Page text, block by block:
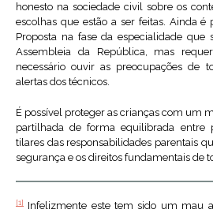
honesto na sociedade civil sobre os
escolhas que estão a ser feitas. Ainda
Proposta na fase da especialidade que
Assembleia da República, mas
necessário ouvir as preocupações de
alertas dos técnicos.
É possível proteger as crianças com um
partilhada de forma equilibrada entre
tilares das responsabilidades parentais
segurança e os direitos fundamentais de
[1]
Infelizmente este tem sido um mau